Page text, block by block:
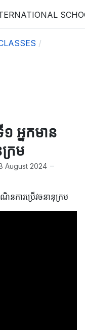
១ អ្នកមាន
រម
August 2024
នការប្រើវចនានុក្រម